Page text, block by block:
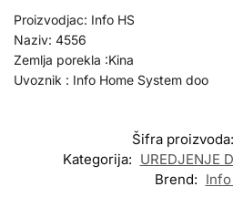
Proizvodjac: Info HS
Naziv: 4556
Zemlja porekla :Kina
Uvoznik : Info Home System doo
Šifra proizvoda:
Kategorija: UREDJENJE
Brend: Info